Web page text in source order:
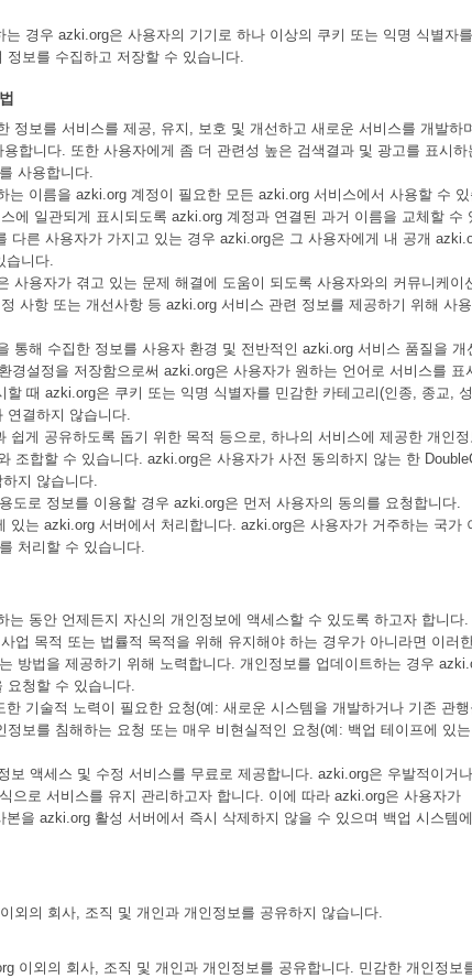
경우 azki.org은 사용자의 기기로 하나 이상의 쿠키 또는 익명 식별자를
보를 수집하고 저장할 수 있습니다.
정보를 서비스를 제공, 유지, 보호 및 개선하고 새로운 서비스를 개발하
합니다. 또한 사용자에게 좀 더 관련성 높은 검색결과 및 광고를 표시하
사용합니다.
이름을 azki.org 계정이 필요한 모든 azki.org 서비스에서 사용할 수 있
에 일관되게 표시되도록 azki.org 계정과 연결된 과거 이름을 교체할 수
다른 사용자가 가지고 있는 경우 azki.org은 그 사용자에게 내 공개
습니다.
사용자가 겪고 있는 문제 해결에 도움이 되도록 사용자와의 커뮤니케이
사항 또는 개선사항 등 azki.org 서비스 관련 정보를 제공하기 위해 사
통해 수집한 정보를 사용자 환경 및 전반적인 azki.org 서비스 품질을 개
경설정을 저장함으로써 azki.org은 사용자가 원하는 언어로 서비스를 표
때 azki.org은 쿠키 또는 익명 식별자를 민감한 카테고리(인종, 종교,
연결하지 않습니다.
쉽게 공유하도록 돕기 위한 목적 등으로, 하나의 서비스에 제공한 개인정
조합할 수 있습니다. azki.org은 사용자가 사전 동의하지 않는 한
지 않습니다.
도로 정보를 이용할 경우 azki.org은 먼저 사용자의 동의를 요청합니다.
있는 azki.org 서버에서 처리합니다. azki.org은 사용자가 거주하는 국가
처리할 수 있습니다.
동안 언제든지 자신의 개인정보에 액세스할 수 있도록 하고자 합니다.
업 목적 또는 법률적 목적을 위해 유지해야 하는 경우가 아니라면 이러
방법을 제공하기 위해 노력합니다. 개인정보를 업데이트하는 경우
요청할 수 있습니다.
기술적 노력이 필요한 요청(예: 새로운 시스템을 개발하거나 기존 관행
보를 침해하는 요청 또는 매우 비현실적인 요청(예: 백업 테이프에 있는
보 액세스 및 수정 서비스를 무료로 제공합니다. azki.org은 우발적이거
으로 서비스를 유지 관리하고자 합니다. 이에 따라 azki.org은 사용자가
을 azki.org 활성 서버에서 즉시 삭제하지 않을 수 있으며 백업 시스템
외의 회사, 조직 및 개인과 개인정보를 공유하지 않습니다.
이외의 회사, 조직 및 개인과 개인정보를 공유합니다. 민감한 개인정보